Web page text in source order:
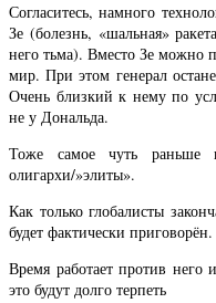
Согласитесь, намного
Зе (болезнь, «шальная»
него тьма). Вместо Зе можно
мир. При этом генерал
Очень близкий к нему по
не у Дональда.
Тоже самое чуть
олигархи/»элиты».
Как только глобалисты
будет фактически приговорён.
Время работает против
это будут долго терпеть